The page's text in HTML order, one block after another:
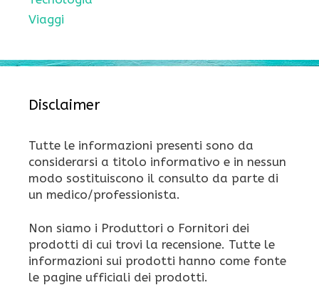
Viaggi
Disclaimer
Tutte le informazioni presenti sono da
considerarsi a titolo informativo e in nessun
modo sostituiscono il consulto da parte di
un medico/professionista.
Non siamo i Produttori o Fornitori dei
prodotti di cui trovi la recensione. Tutte le
informazioni sui prodotti hanno come fonte
le pagine ufficiali dei prodotti.